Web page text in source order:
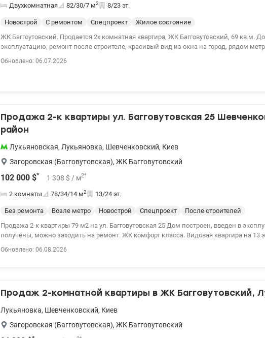
Двухкомнатная 82/30/7 м2 8/23 эт.
Новострой С ремонтом Спецпроект
Жилое состояние
ЖК Баггоутовский. Продается 2х комнатная квартира, ЖК Багговутовский, 69 кв.м. Дом введен в
эксплуатацию, ремонт после строителе, красивый вид из окна на город, рядом
Обновлено: 06.07.2026
Продажа 2-к квартиры ул. Багговутовская 25
район
Лукьяновская, Лукьяновка, Шевченковский, Киев
Загоровская (Багговутовская), ЖК Багговутовский
102 000 $* 1 308 $ / м2*
2 комнаты 78/34/14 м2 13/24 эт.
Без ремонта Возле метро Новострой Спецпроект
После строителей
Продажа 2-к квартиры 79 м2 на ул. Багговутовская 25 Дом построен, введен в эксплуатацию. Ключи
получены, можно заходить на ремонт. ЖК комфорт класса. Видовая квартира на 13
Обновлено: 06.08.2026
Продаж 2-комнатной квартиры в ЖК Багговутовский,
Лукьяновка, Шевченковский, Киев
Загоровская (Багговутовская), ЖК Багговутовский